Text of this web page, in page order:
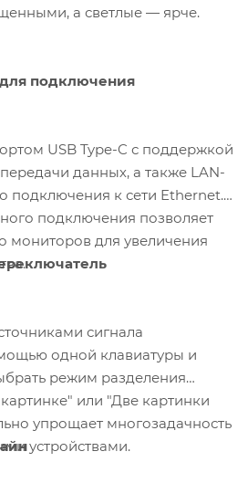
а светлые — ярче.
подключения
USB Type-C с поддержкой
данных, а также LAN-
подключения к сети Ethernet.
подключения позволяет
мониторов для увеличения
сигнала
одной клавиатуры и
режим разделения
или "Две картинки
упрощает многозадачность
устройствами.